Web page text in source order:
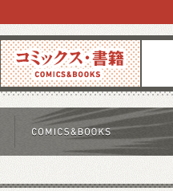
コミックス 雑誌